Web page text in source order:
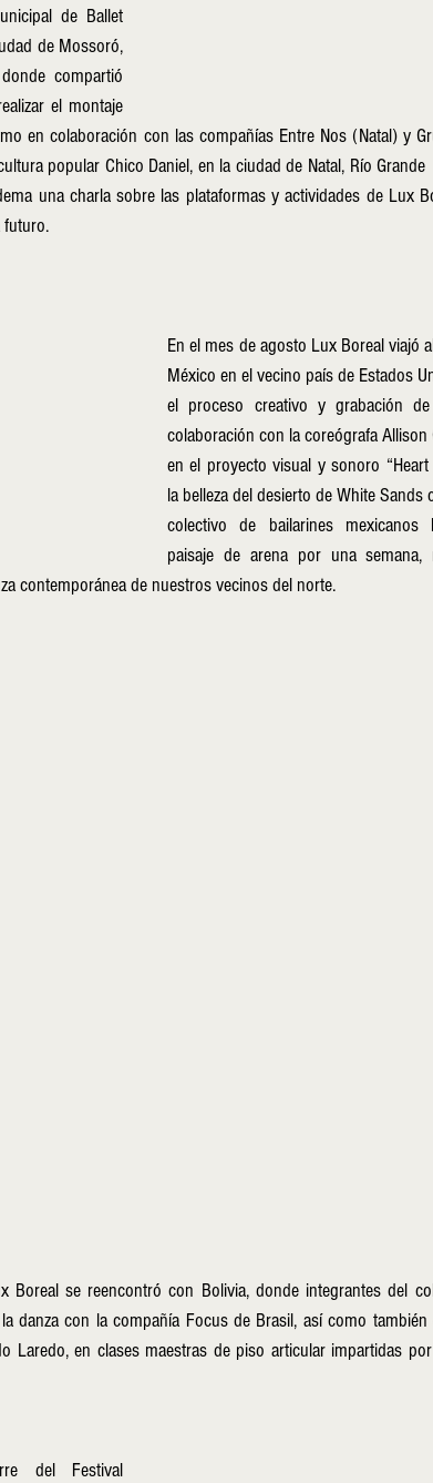
de Ballet
de Mossoró,
compartió
el montaje
en colaboración con las compañías Entre Nos (Natal) y
popular Chico Daniel, en la ciudad de Natal, Río Grande
una charla sobre las plataformas y actividades de Lux
futuro.
En el mes de agosto Lux Boreal viajó
México en el vecino país de Estados
el proceso creativo y grabación
colaboración con la coreógrafa
en el proyecto visual y sonoro “Heart
la belleza del desierto de White Sands
colectivo de bailarines
paisaje de arena por una semana,
contemporánea de nuestros vecinos del norte.
Boreal se reencontró con Bolivia, donde integrantes del
danza con la compañía Focus de Brasil, así como
Laredo, en clases maestras de piso articular impartidas
del Festival